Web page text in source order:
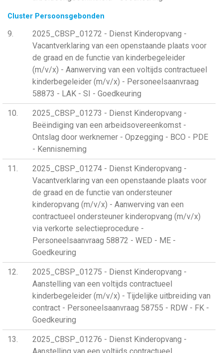
Cluster Persoonsgebonden
9
2025_CBSP_01272 - Dienst Kinderopvang -
Vacantverklaring van een openstaande plaats voor
de graad en de functie van kinderbegeleider
(m/v/x) - Aanwerving van een voltijds contractueel
kinderbegeleider (m/v/x) - Personeelsaanvraag
58873 - LAK - SI - Goedkeuring
10
2025_CBSP_01273 - Dienst Kinderopvang -
Beëindiging van een arbeidsovereenkomst -
Ontslag door werknemer - Opzegging - BCO - PDE
- Kennisneming
11
2025_CBSP_01274 - Dienst Kinderopvang -
Vacantverklaring van een openstaande plaats voor
de graad en de functie van ondersteuner
kinderopvang (m/v/x) - Aanwerving van een
contractueel ondersteuner kinderopvang (m/v/x)
via verkorte selectieprocedure -
Personeelsaanvraag 58872 - WED - ME -
Goedkeuring
12
2025_CBSP_01275 - Dienst Kinderopvang -
Aanstelling van een voltijds contractueel
kinderbegeleider (m/v/x) - Tijdelijke uitbreiding van
contract - Personeelsaanvraag 58755 - RDW - FK -
Goedkeuring
13
2025_CBSP_01276 - Dienst Kinderopvang -